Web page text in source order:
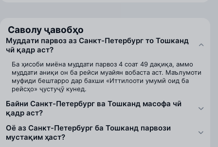
Саволу ҷавобҳо
Муддати парвоз аз Санкт-Петербург то Тошканд
чӣ қадр аст?
Ба ҳисоби миёна муддати парвоз 4 соат 49 дақиқа, аммо
муддати аниқи он ба рейси муайян вобаста аст. Маълумоти
муфиди бештарро дар бахши «Иттилооти умумӣ оид ба
рейсҳо» ҷустуҷӯ кунед.
Байни Санкт-Петербург ва Тошканд масофа чӣ
қадр аст?
Оё аз Санкт-Петербург ба Тошканд парвози
мустақим ҳаст?